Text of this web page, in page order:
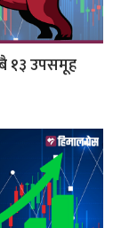
१३ उपसमूह